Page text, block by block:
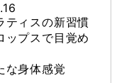
ティスの新習慣
ップスで目覚め
な身体感覚